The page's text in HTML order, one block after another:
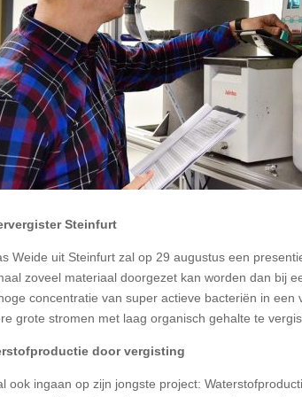
Steinfurt
Weide uit Steinfurt zal op 29 augustus een
zoveel materiaal doorgezet kan worden dan bij
concentratie van super actieve bacteriën in
grote stromen met laag organisch gehalte te
door vergisting
ook ingaan op zijn jongste project: